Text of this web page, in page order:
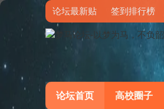
论坛最新贴 签到排行榜
论坛首页 高校圈子